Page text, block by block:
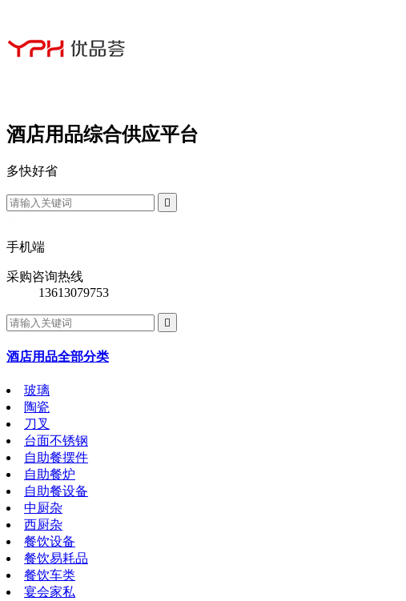
酒店用品综合供应平台
多快好省

手机端
采购咨询热线
13613079753

酒店用品全部分类
玻璃
陶瓷
刀叉
台面不锈钢
自助餐摆件
自助餐炉
自助餐设备
中厨杂
西厨杂
餐饮设备
餐饮易耗品
餐饮车类
宴会家私